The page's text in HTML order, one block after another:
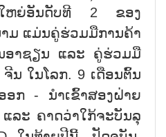
ໃຫຍ່ອັນດັບທີ 2 ຂອງ
ມ ແມ່ນຄູ່ຮ່ວມມືການຄ້າ
ອາຊຽນ ແລະ ຄູ່ຮ່ວມມື
ນ ໃນໂລກ. 9 ເດືອນຕົ້ນ
ອກ - ນຳເຂົ້າສອງຝ່າຍ
ແລະ ຄາດວ່າໃກ້ຈະບັນລຸ